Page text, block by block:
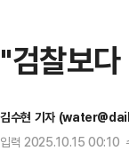
"검찰보
김수현 기자
입력 2025.10.15 00:10